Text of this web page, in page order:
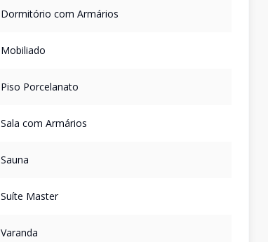
Dormitório com Armários
Mobiliado
Piso Porcelanato
Sala com Armários
Sauna
Suíte Master
Varanda